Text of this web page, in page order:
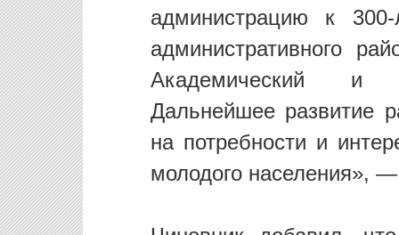
администрацию к
административного
Академический и
Дальнейшее развитие
на потребности и
молодого населения»,